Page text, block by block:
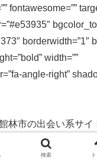
fontawesome=””
borderwidth=”1″
width=””
angle-right”
林市の出会い系サ
た感想などを解説し
検索